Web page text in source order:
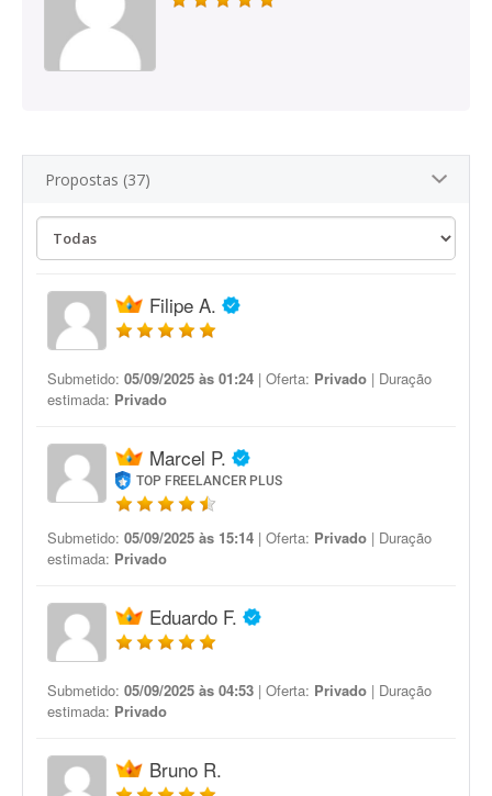
Propostas (37)
Filipe A.
Submetido: 05/09/2025 às 01:24 | Oferta: Privado | Duração
estimada: Privado
Marcel P.
TOP FREELANCER PLUS
Submetido: 05/09/2025 às 15:14 | Oferta: Privado | Duração
estimada: Privado
Eduardo F.
Submetido: 05/09/2025 às 04:53 | Oferta: Privado | Duração
estimada: Privado
Bruno R.